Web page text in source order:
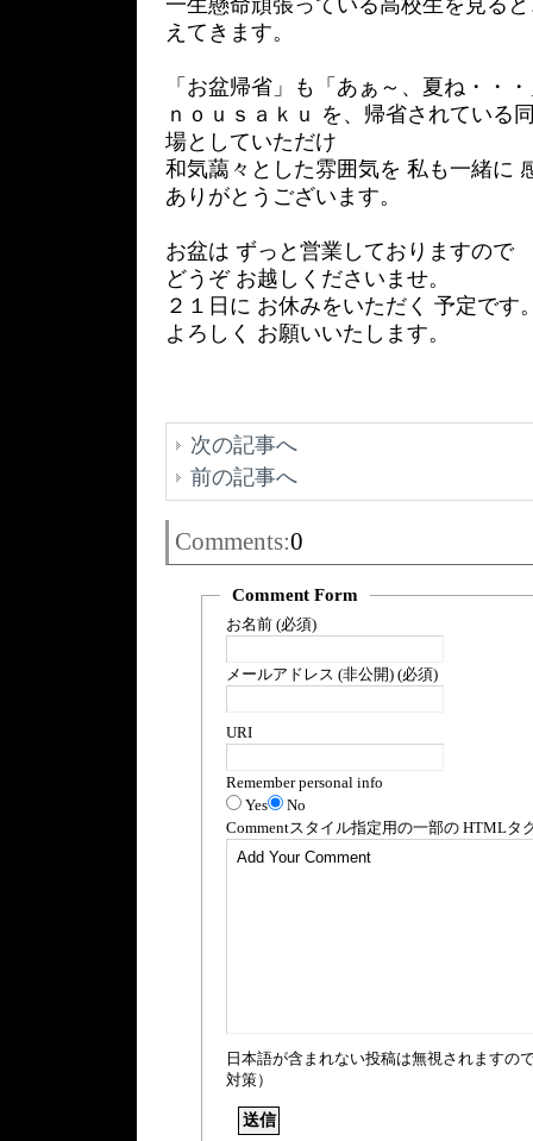
一生懸命頑張っている高校生を見る
えてきます。
「お盆帰省」も「あぁ～、夏ね・・
ｎｏｕｓａｋｕ を、帰省されている
場としていただけ
和気藹々とした雰囲気を 私も一緒に
ありがとうございます。
お盆は ずっと営業しておりますので
どうぞ お越しくださいませ。
２１日に お休みをいただく 予定です
よろしく お願いいたします。
次の記事へ
前の記事へ
Comments:0
Comment Form
お名前 (必須)
メールアドレス (非公開) (必須)
URI
Remember personal info
Yes
No
Commentスタイル指定用の一部の HTMLタ
日本語が含まれない投稿は無視されますの
対策）